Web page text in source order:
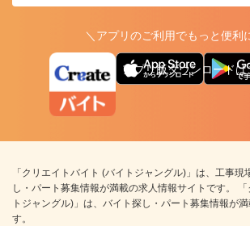
＼アプリのご利用でもっと便利
アプリ版ダウンロードは
「クリエイトバイト (バイトジャングル)」は、工事現
し・パート募集情報が満載の求人情報サイトです。
トジャングル)」は、バイト探し・パート募集情報が
す。